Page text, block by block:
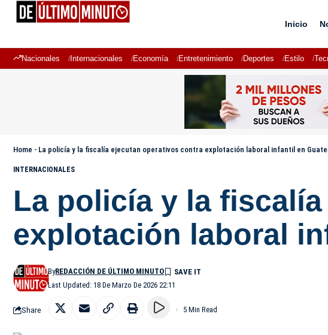
Inicio
Nacionales Internacionales Economía Entretenimiento Deportes Estilo
Home - La policía y la fiscalía ejecutan operativos contra explotación laboral infantil en
INTERNACIONALES
La policía y la
explotación laboral
Last Updated: 18 De Marzo De 2026 22:11
ByREDACCIÓN DE ÚLTIMO MINUTO
Share 5 Min Read